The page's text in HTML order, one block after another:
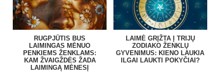
RUGPJŪTIS BUS
LAIMINGAS MĖNUO
PENKIEMS ŽENKLAMS:
KAM ŽVAIGŽDĖS ŽADA
LAIMINGĄ MĖNESĮ
LAIMĖ GRĮŽTA Į TRIJŲ
ZODIAKO ŽENKLŲ
GYVENIMUS: KIENO LAUKIA
ILGAI LAUKTI POKYČIAI?